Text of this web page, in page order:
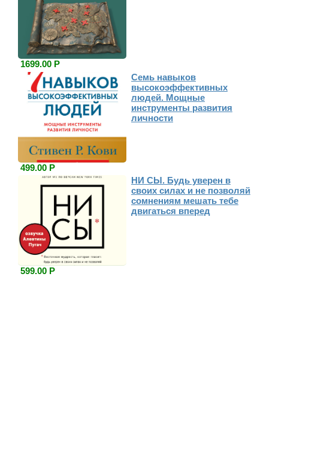
1699.00 Р
Семь навыков
высокоэффективных
людей. Мощные
инструменты развития
личности
499.00 Р
НИ СЫ. Будь уверен в
своих силах и не позволяй
сомнениям мешать тебе
двигаться вперед
599.00 Р